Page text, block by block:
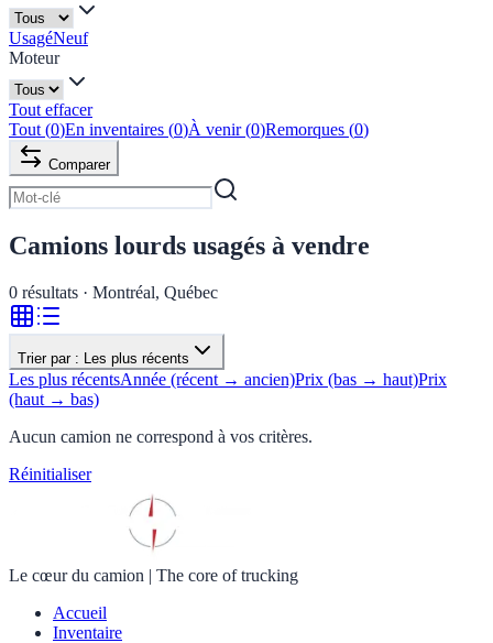
UsagéNeuf
Moteur
Tout effacer
Tout (0)En inventaires (0)À venir (0)Remorques (0)
Comparer
Camions lourds usagés à vendre
0 résultats · Montréal, Québec
Trier par : Les plus récents
Les plus récentsAnnée (récent → ancien)Prix (bas → haut)Prix
(haut → bas)
Aucun camion ne correspond à vos critères.
Réinitialiser
Le cœur du camion | The core of trucking
Accueil
Inventaire